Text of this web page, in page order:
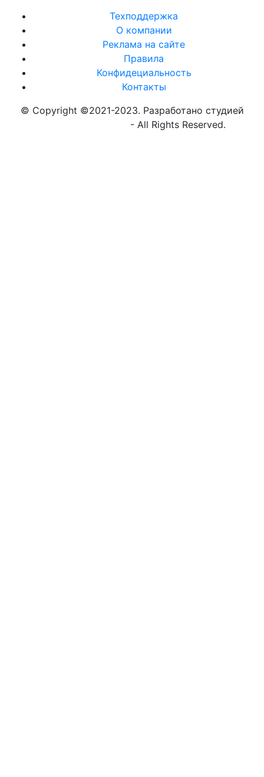
Техподдержка
О компании
Реклама на сайте
Правила
Конфидециальность
Контакты
© Copyright ©2021-2023. Разработано студией
- All Rights Reserved.